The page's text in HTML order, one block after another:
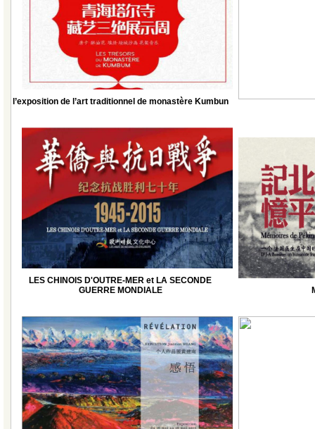
l’exposition de l’art traditionnel de monastère Kumbun
LES CHINOIS D'OUTRE-MER et LA SECONDE
GUERRE MONDIALE